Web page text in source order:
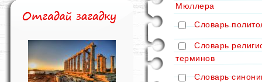
Мюллера
Словарь
Словарь
терминов
Словарь